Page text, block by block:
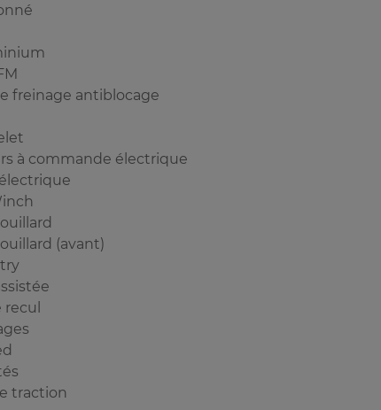
freinage antiblocage
à commande électrique
(avant)
traction